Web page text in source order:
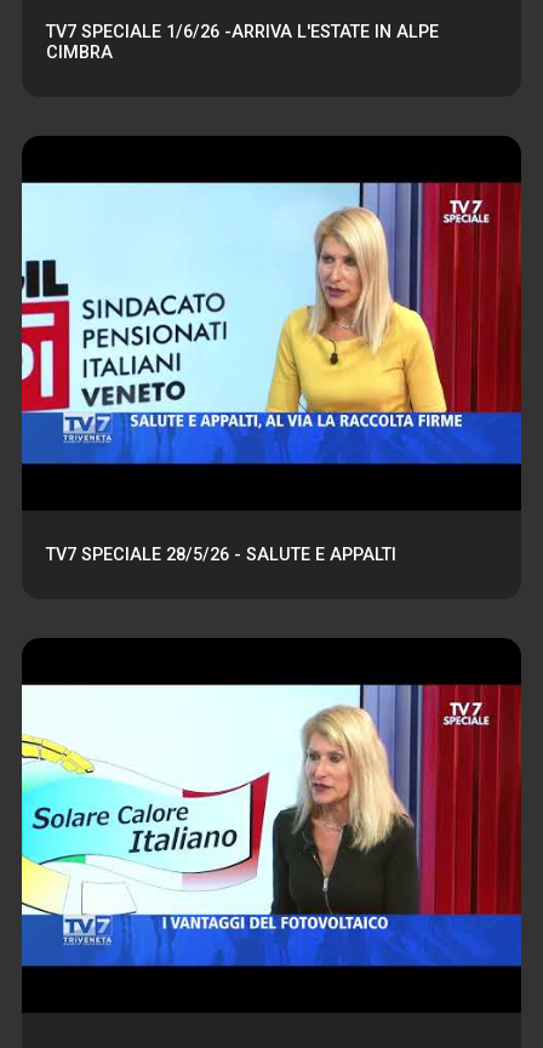
TV7 SPECIALE 1/6/26 -ARRIVA L'ESTATE IN ALPE
CIMBRA
TV7 SPECIALE 28/5/26 - SALUTE E APPALTI